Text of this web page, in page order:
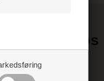
handle hos
af gode tilbud